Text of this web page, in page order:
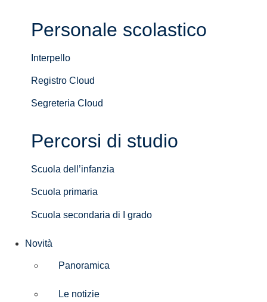
Personale scolastico
Interpello
Registro Cloud
Segreteria Cloud
Percorsi di studio
Scuola dell’infanzia
Scuola primaria
Scuola secondaria di I grado
Novità
Panoramica
Le notizie